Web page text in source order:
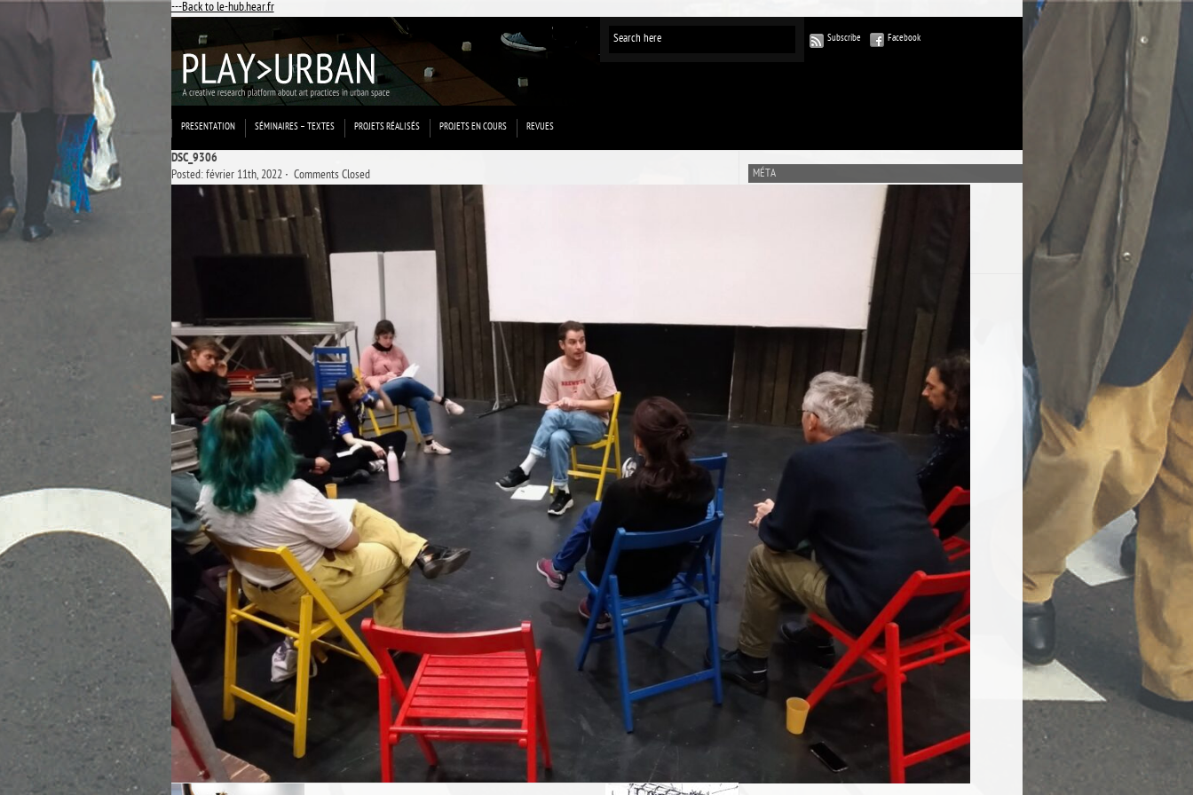
---Back to le-hub.hear.fr
Subscribe Facebook
PRESENTATION SÉMINAIRES – TEXTES PROJETS RÉALISÉS PROJETS EN COURS REVUES
MÉTA
DSC_9306
Posted: février 11th, 2022 ˑ Comments Closed